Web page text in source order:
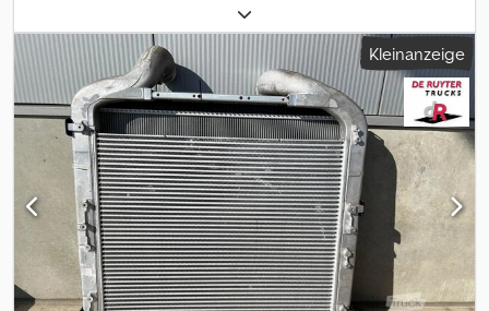
Technischer Zustand: gut Optischer Zustand: gut
Kleinanzeige